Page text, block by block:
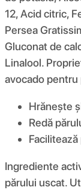
12, Acid citric,
Persea
Gluconat de
Linalool.
avocado pentru
Hrănește
Redă
Ingrediente
părului uscat.